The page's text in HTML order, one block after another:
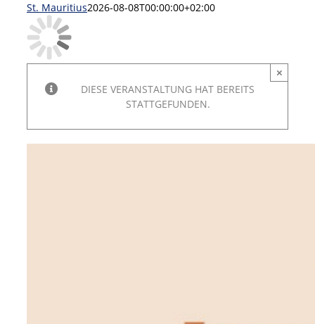
St. Mauritius2026-08-08T00:00:00+02:00
DIESE VERANSTALTUNG HAT BEREITS
STATTGEFUNDEN.
×